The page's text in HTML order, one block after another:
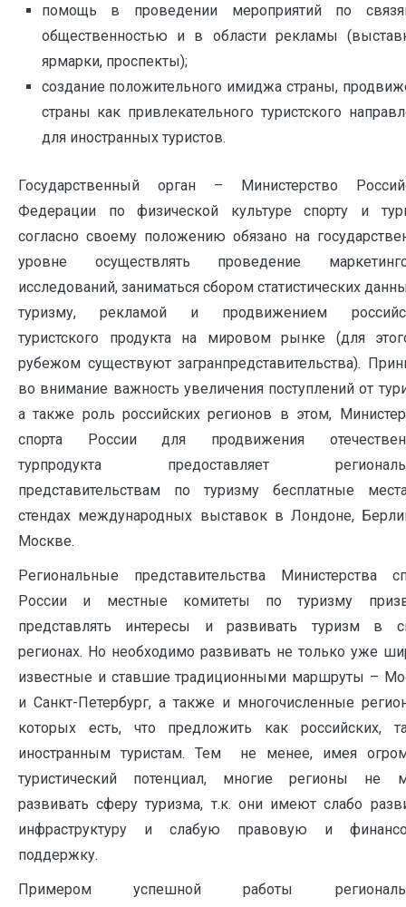
помощь в проведении мероприятий по
общественностью и в области рекламы
ярмарки, проспекты);
создание положительного имиджа страны,
страны как привлекательного туристского
для иностранных туристов.
Государственный орган – Министерство
Федерации по физической культуре спорту и
согласно своему положению обязано на
уровне осуществлять проведение
исследований, заниматься сбором статистических
туризму, рекламой и продвижением
туристского продукта на мировом рынке (для
рубежом существуют загранпредставительства).
во внимание важность увеличения поступлений от
а также роль российских регионов в этом,
спорта России для продвижения
турпродукта предоставляет
представительствам по туризму бесплатные
стендах международных выставок в Лондоне,
Москве.
Региональные представительства Министерства
России и местные комитеты по туризму
представлять интересы и развивать туризм в
регионах. Но необходимо развивать не только уже
известные и ставшие традиционными маршруты –
и Санкт-Петербург, а также и многочисленные
которых есть, что предложить как российских,
иностранным туристам. Тем не менее, имея
туристический потенциал, многие регионы не
развивать сферу туризма, т.к. они имеют слабо
инфраструктуру и слабую правовую и
поддержку.
Примером успешной работы